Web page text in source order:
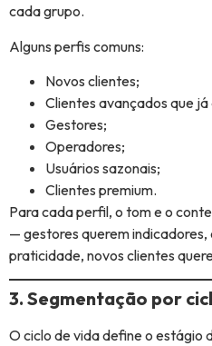
cada grupo.
Alguns perfis comuns:
Novos clientes;
Clientes avançados que
Gestores;
Operadores;
Usuários sazonais;
Clientes premium.
Para cada perfil, o tom e o
— gestores querem
praticidade, novos clientes
3. Segmentação por
O ciclo de vida define o estágio